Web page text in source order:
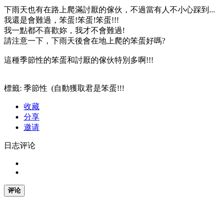
下雨天也有在路上爬滿討厭的傢伙，不過當有人不小心踩到...
我還是會難過，笨蛋!笨蛋!笨蛋!!!
我一點都不喜歡妳，我才不會難過!
請注意一下，下雨天後會在地上爬的笨蛋好嗎?
這種季節性的笨蛋和討厭的傢伙特別多啊!!!
標籤: 季節性 (自動獲取君是笨蛋!!!
收藏
分享
邀请
日志评论
评论